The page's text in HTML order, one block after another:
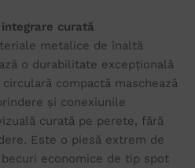
curată
metalice de înaltă
o durabilitate excepțională
compactă maschează
și conexiunile
curată pe perete, fără
Este o piesă extrem de
economice de tip spot